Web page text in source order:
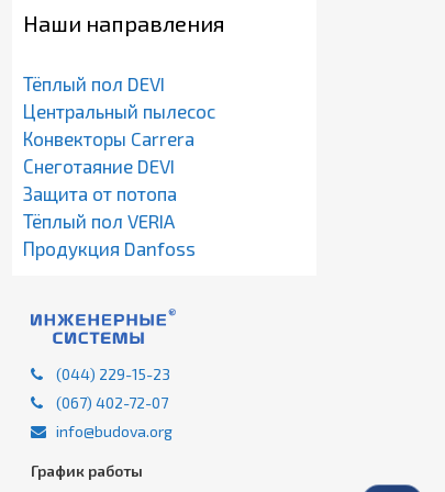
Наши направления
Тёплый пол DEVI
Центральный пылесос
Конвекторы Carrera
Снеготаяние DEVI
Защита от потопа
Тёплый пол VERIA
Продукция Danfoss
(044) 229-15-23
(067) 402-72-07
info@budova.org
График работы